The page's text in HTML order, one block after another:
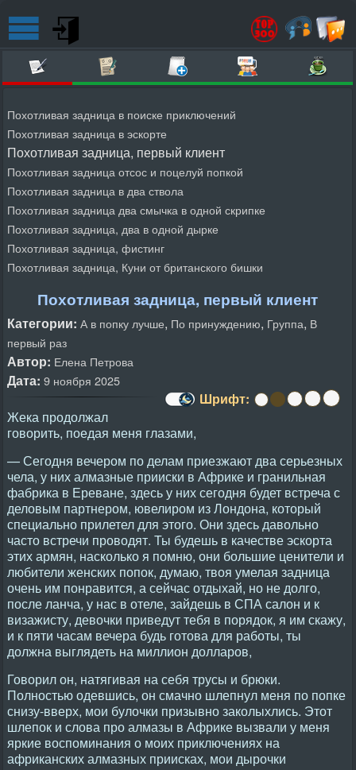
Похотливая задница в поиске приключений
Похотливая задница в эскорте
Похотливая задница, первый клиент
Похотливая задница отсос и поцелуй попкой
Похотливая задница в два ствола
Похотливая задница два смычка в одной скрипке
Похотливая задница, два в одной дырке
Похотливая задница, фистинг
Похотливая задница, Куни от британского бишки
Похотливая задница, первый клиент
Категории: А в попку лучше, По принуждению, Группа, В
первый раз
Автор: Елена Петрова
Дата: 9 ноября 2025
Шрифт:
Жека продолжал
говорить, поедая меня глазами,
— Сегодня вечером по делам приезжают два серьезных
чела, у них алмазные прииски в Африке и гранильная
фабрика в Ереване, здесь у них сегодня будет встреча с
деловым партнером, ювелиром из Лондона, который
специально прилетел для этого. Они здесь давольно
часто встречи проводят. Ты будешь в качестве эскорта
этих армян, насколько я помню, они большие ценители и
любители женских попок, думаю, твоя умелая задница
очень им понравится, а сейчас отдыхай, но не долго,
после ланча, у нас в отеле, зайдешь в СПА салон и к
визажисту, девочки приведут тебя в порядок, я им скажу,
и к пяти часам вечера будь готова для работы, ты
должна выглядеть на миллион долларов,
Говорил он, натягивая на себя трусы и брюки.
Полностью одевшись, он смачно шлепнул меня по попке
снизу-вверх, мои булочки призывно заколыхлись. Этот
шлепок и слова про алмазы в Африке вызвали у меня
яркие воспоминания о моих приключениях на
африканских алмазных приисках, мои дырочки